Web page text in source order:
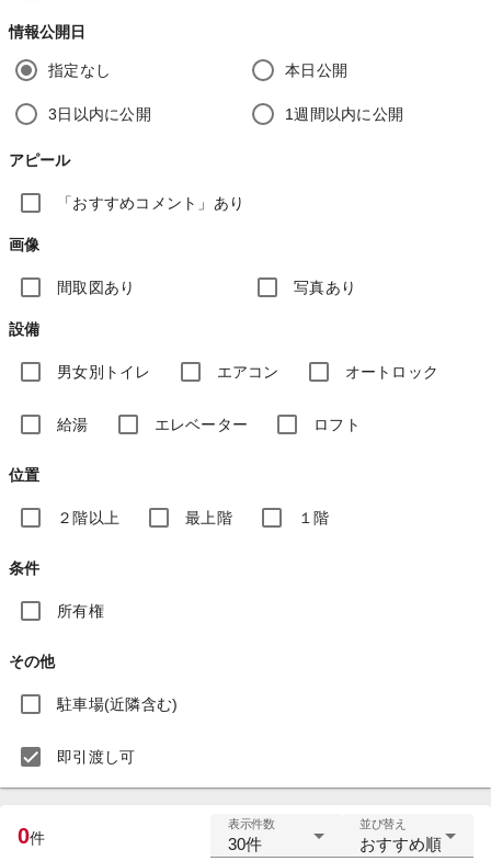
情報公開日
指定なし 本日公開
3日以内に公開 1週間以内に公開
アピール
「おすすめコメント」あり
画像
間取図あり 写真あり
設備
男女別トイレ エアコン オートロック
給湯 エレベーター ロフト
位置
２階以上 最上階 １階
条件
所有権
その他
駐車場(近隣含む)
即引渡し可
0件
表示件数
30件
並び替え
おすすめ順